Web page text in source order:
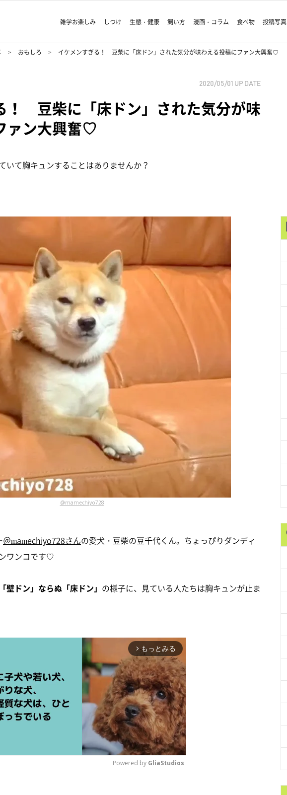
雑学お楽しみ しつけ 生態・健康 飼い方 漫画・コラム 食べ物 投稿写真
おもしろ イケメンすぎる！ 豆柴に「床ドン」された気分が味わえる投稿にファン大興奮♡
2020/05/01 UP DATE
！ 豆柴に「床ドン」された気分が味
ァン大興奮♡
いて胸キュンすることはありませんか？
@mamechiyo728
＠mamechiyo728さんの愛犬・豆柴の豆千代くん。ちょっぴりダンディ
ワンコです♡
「壁ドン」ならぬ「床ドン」 の様子に、見ている人たちは胸キュンが止ま
arrow_forward_ios もっとみる
Powered by GliaStudios